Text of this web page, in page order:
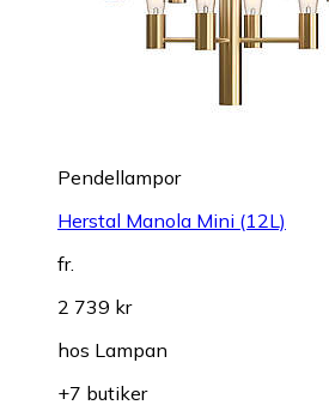
Pendellampor
Herstal Manola Mini (12L)
fr.
2 739 kr
hos Lampan
+7 butiker